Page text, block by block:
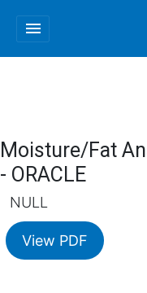
menu
Moisture/Fat
- ORACLE
NULL
View PDF